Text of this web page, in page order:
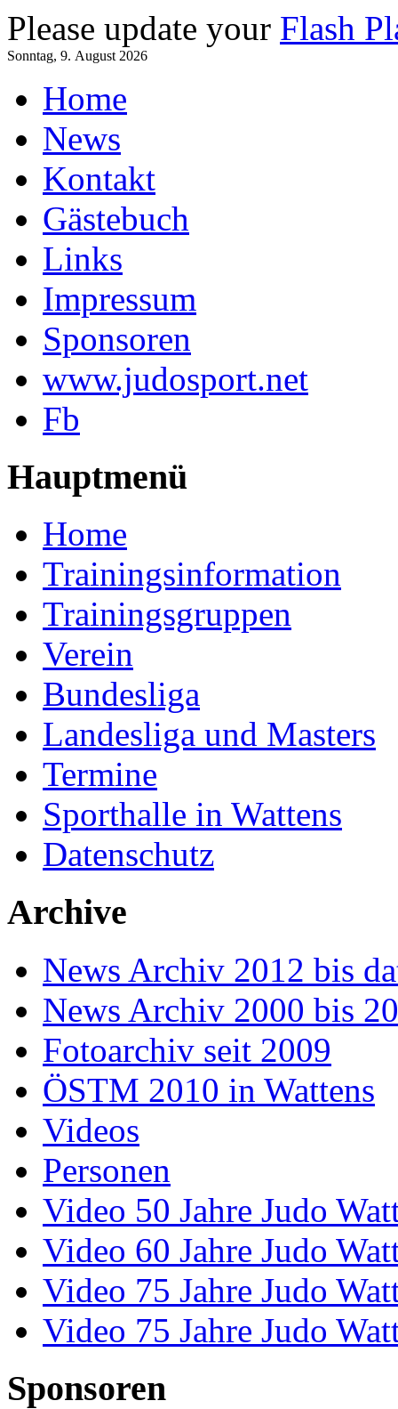
Please update your Flash
Sonntag, 9. August 2026
Home
News
Kontakt
Gästebuch
Links
Impressum
Sponsoren
www.judosport.net
Fb
Hauptmenü
Home
Trainingsinformation
Trainingsgruppen
Verein
Bundesliga
Landesliga und Masters
Termine
Sporthalle in Wattens
Datenschutz
Archive
News Archiv 2012 bis
News Archiv 2000 bis
Fotoarchiv seit 2009
ÖSTM 2010 in Wattens
Videos
Personen
Video 50 Jahre Judo
Video 60 Jahre Judo
Video 75 Jahre Judo
Video 75 Jahre Judo
Sponsoren